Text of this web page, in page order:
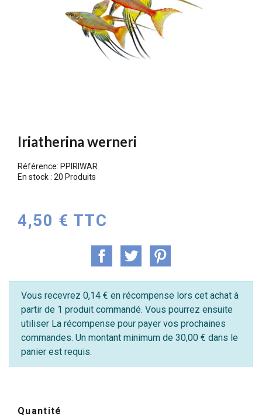
Iriatherina werneri
Référence: PPIRIWAR
En stock : 20 Produits
4,50 € TTC
Vous recevrez 0,14 € en récompense lors cet achat à
partir de 1 produit commandé. Vous pourrez ensuite
utiliser La récompense pour payer vos prochaines
commandes. Un montant minimum de 30,00 € dans le
panier est requis.
Quantité